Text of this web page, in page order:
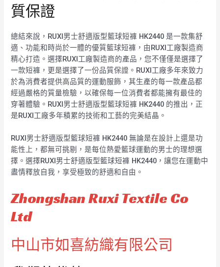
質保證
總結來說，RUXI男士舒適版型籃球短褲 HK2440 是一款集舒
適、功能和時尚於一體的優質籃球短褲，由RUXI工廠製造商
精心打造。選擇RUXI工廠製造商的產品，您不僅僅是選擇了
一款短褲，更是選擇了一份品質保證。RUXI工廠多年來致力
於為消費者提供高品質的運動服飾，其生產的每一款產品都
經過嚴格的質量檢驗，以確保每一位消費者都能擁有最佳的
穿著體驗。RUXI男士舒適版型籃球短褲 HK2440 的推出，正
是RUXI工廠多年積累的技術和工藝的完美結晶。
RUXI男士舒適版型籃球短褲 HK2440 無論是在設計上還是功
能性上，都無可挑剔，是每位熱愛籃球運動的男士的理想選
擇。選擇RUXI男士舒適版型籃球短褲 HK2440，讓您在運動中
盡情釋放自我，享受極致的舒適和自由。
Zhongshan Ruxi Textile Co
Ltd
中山市如喜紡織有限公司